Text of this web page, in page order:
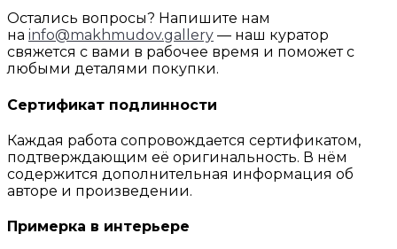
Остались вопросы? Напишите нам
на info@makhmudov.gallery — наш куратор
свяжется с вами в рабочее время и поможет с
любыми деталями покупки.
Сертификат подлинности
Каждая работа сопровождается сертификатом,
подтверждающим её оригинальность. В нём
содержится дополнительная информация об
авторе и произведении.
Примерка в интерьере